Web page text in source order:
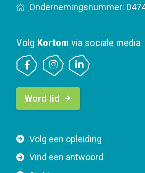
Ondernemingsnummer:
F
o
Volg een opleiding
Vind een antwoord
Volg Kortom via sociale media
B
t
o
n
Word lid